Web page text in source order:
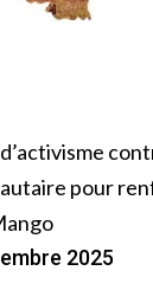
pour
2025